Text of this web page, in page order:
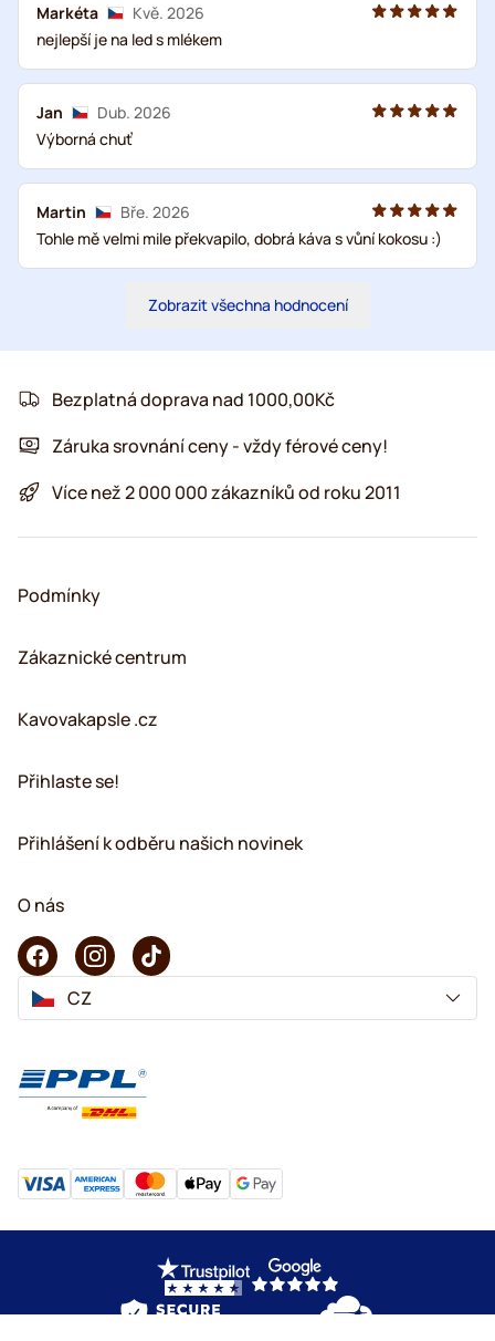
Markéta
Kvě. 2026
nejlepší je na led s mlékem
Jan
Dub. 2026
Výborná chuť
Martin
Bře. 2026
Tohle mě velmi mile překvapilo, dobrá káva s vůní kokosu :)
Zobrazit všechna hodnocení
Bezplatná doprava nad 1000,00Kč
Záruka srovnání ceny - vždy férové ceny!
Více než 2 000 000 zákazníků od roku 2011
Podmínky
Zákaznické centrum
Kavovakapsle .cz
Přihlaste se!
Přihlášení k odběru našich novinek
O nás
CZ